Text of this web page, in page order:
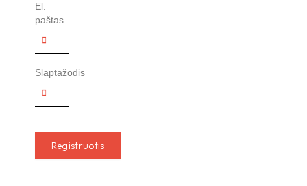
El.
paštas
Slaptažodis
Registruotis